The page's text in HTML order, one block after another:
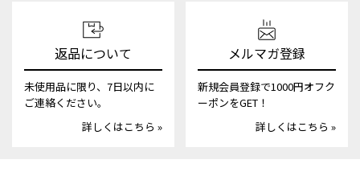
返品について
未使用品に限り、7日以内に
ご連絡ください。
詳しくはこちら »
メルマガ登録
新規会員登録で1000円オフク
ーポンをGET！
詳しくはこちら »